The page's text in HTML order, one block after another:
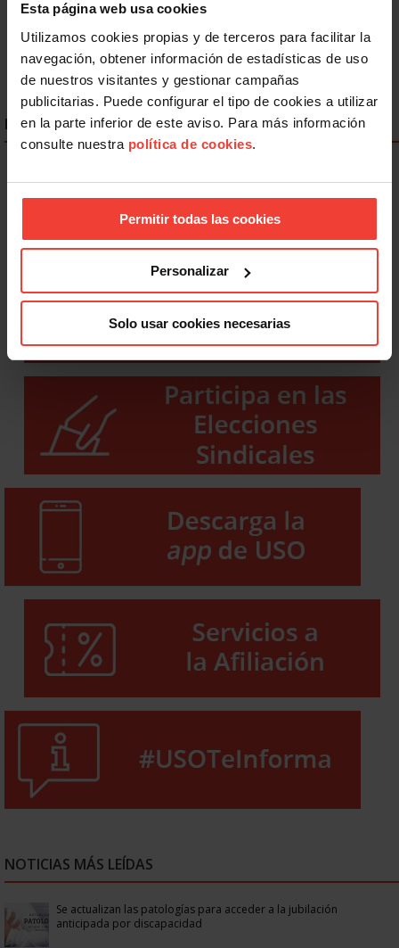
Esta página web usa cookies
Utilizamos cookies propias y de terceros para facilitar la
navegación, obtener información de estadísticas de uso
de nuestros visitantes y gestionar campañas
publicitarias. Puede configurar el tipo de cookies a utilizar
en la parte inferior de este aviso. Para más información
consulte nuestra política de cookies.
Permitir todas las cookies
Personalizar
Solo usar cookies necesarias
ENLACES DESTACADOS
NOTICIAS MÁS LEÍDAS
Se actualizan las patologías para acceder a la jubilación
anticipada por discapacidad